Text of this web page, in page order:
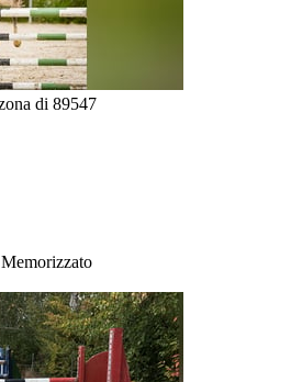
di 89547
Memorizzato